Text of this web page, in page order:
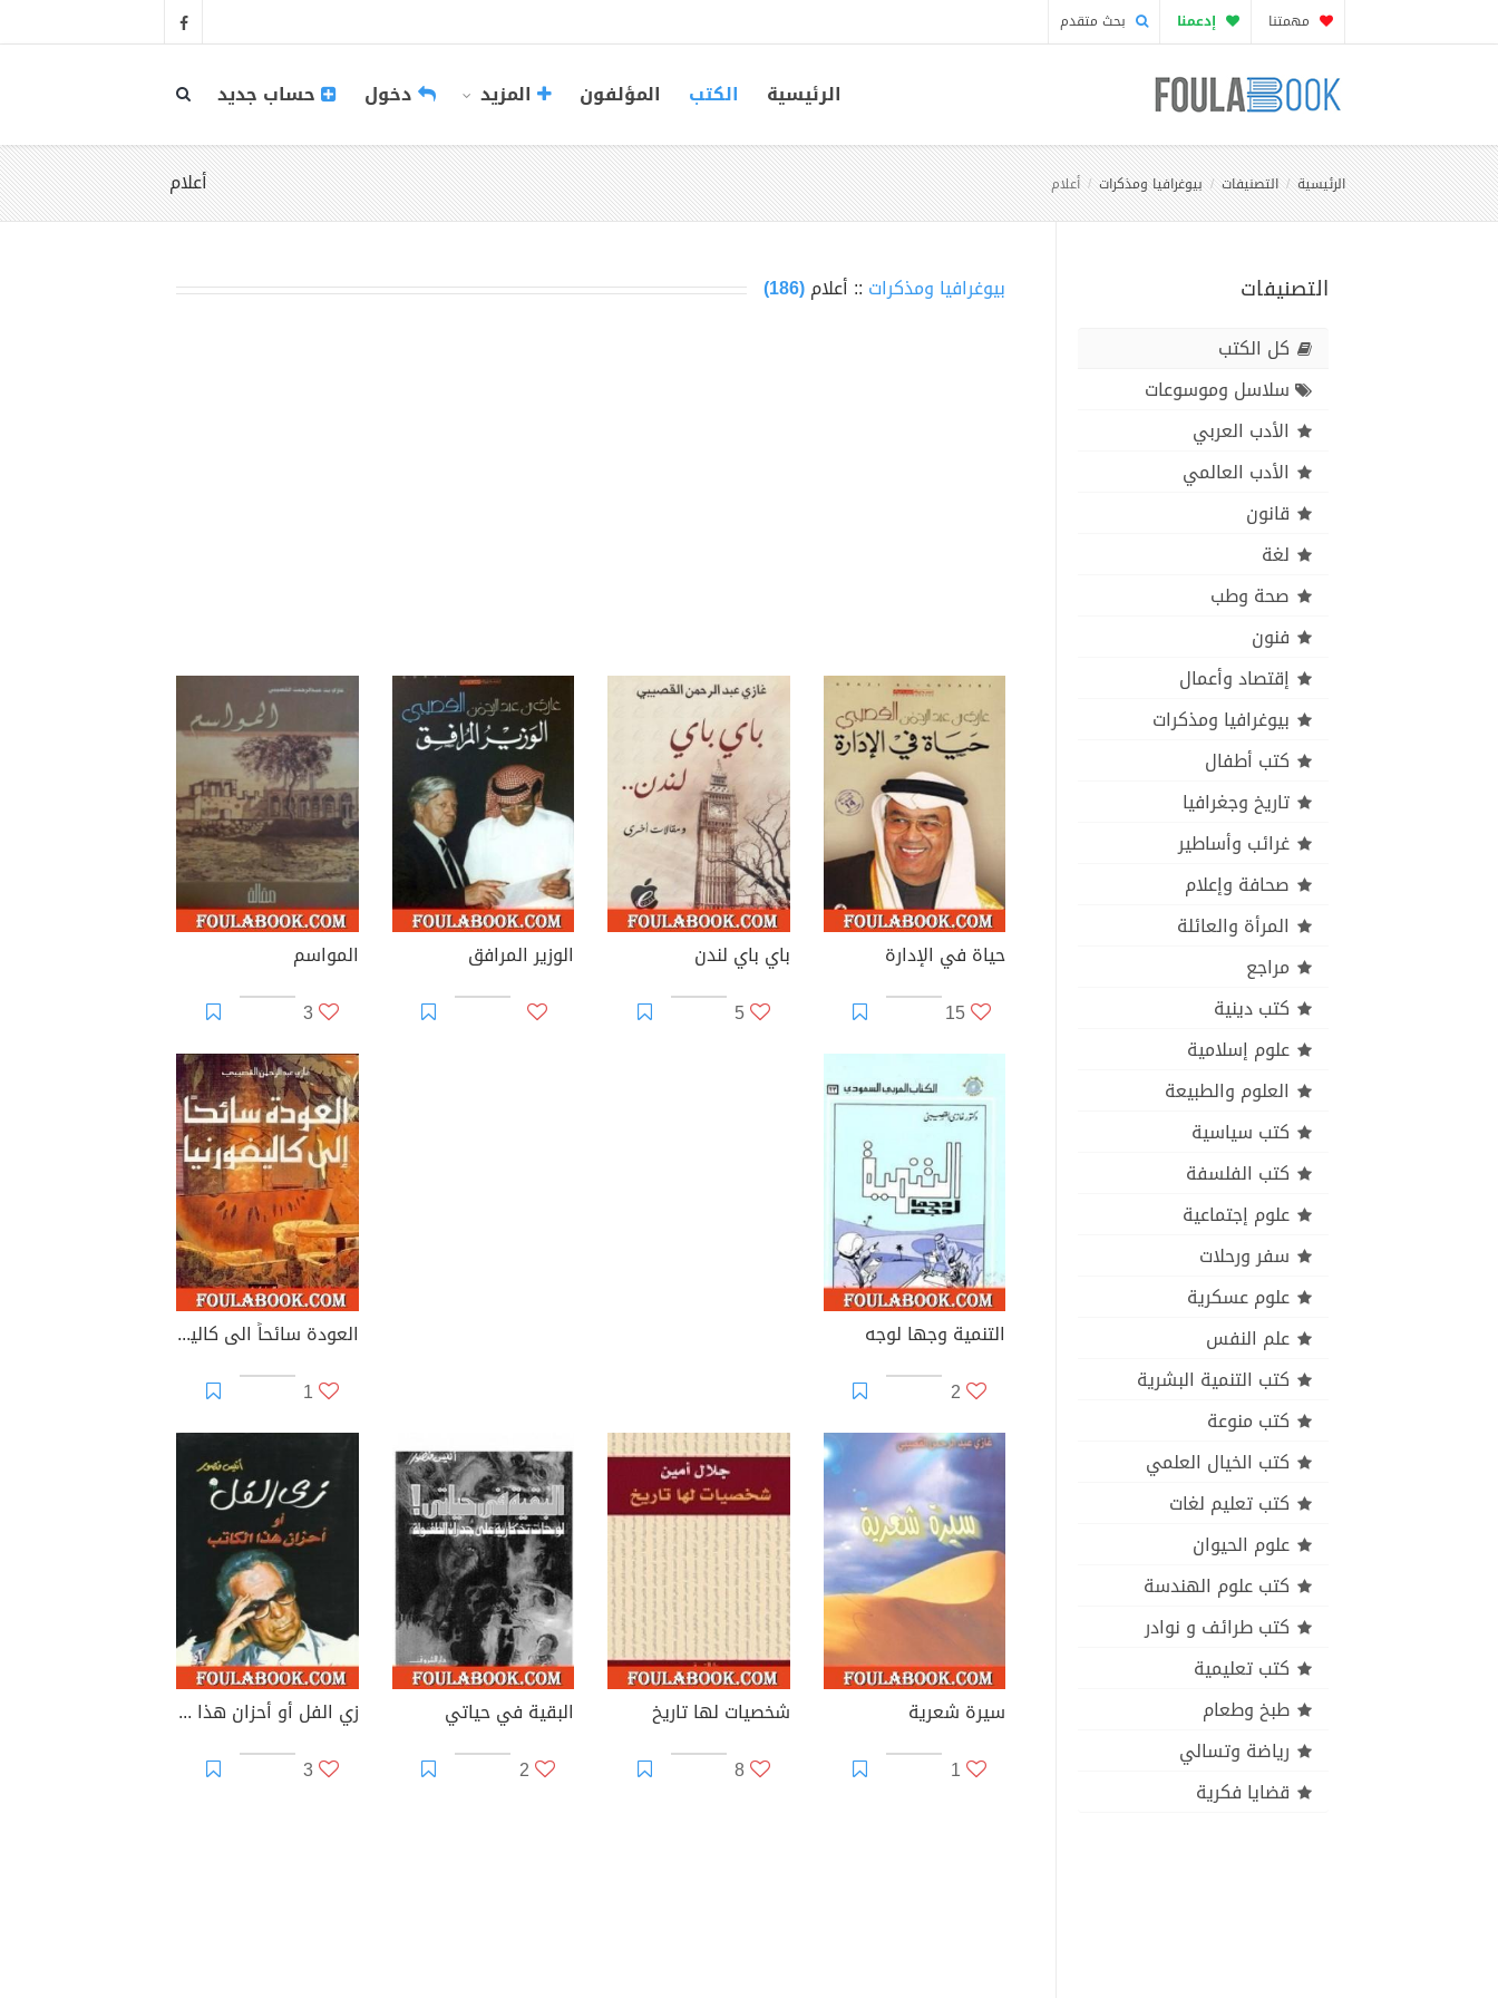
مهمتنا إدعمنا بحث متقدم
الرئيسية الكتب المؤلفون المزيد دخول حساب جديد
أعلام الرئيسية التصنيفات بيوغرافيا ومذكرات أعلام
التصنيفات
كل الكتب
سلاسل وموسوعات
الأدب العربي
الأدب العالمي
قانون
لغة
صحة وطب
فنون
إقتصاد وأعمال
بيوغرافيا ومذكرات
كتب أطفال
تاريخ وجغرافيا
غرائب وأساطير
صحافة وإعلام
المرأة والعائلة
مراجع
كتب دينية
علوم إسلامية
العلوم والطبيعة
كتب سياسية
كتب الفلسفة
علوم إجتماعية
سفر ورحلات
علوم عسكرية
علم النفس
كتب التنمية البشرية
كتب منوعة
كتب الخيال العلمي
كتب تعليم لغات
علوم الحيوان
كتب علوم الهندسة
كتب طرائف و نوادر
كتب تعليمية
طبخ وطعام
رياضة وتسالي
قضايا فكرية
بيوغرافيا ومذكرات :: أعلام(186)
حياة في الإدارة
15
باي باي لندن
5
الوزير المرافق
المواسم
3
التنمية وجها لوجه
2
العودة سائحاً الى كاليفورنيا
1
سيرة شعرية
1
شخصيات لها تاريخ
8
البقية في حياتي
2
زي الفل أو أحزان هذا الكاتب
3